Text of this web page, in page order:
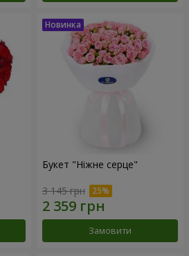
Букет "Ніжне серце"
3 145 грн
Замовити